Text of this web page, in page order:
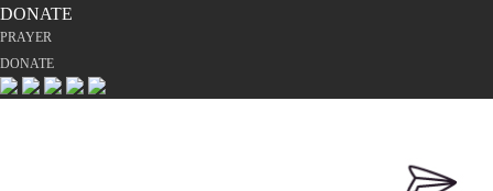
DONATE
PRAYER
DONATE